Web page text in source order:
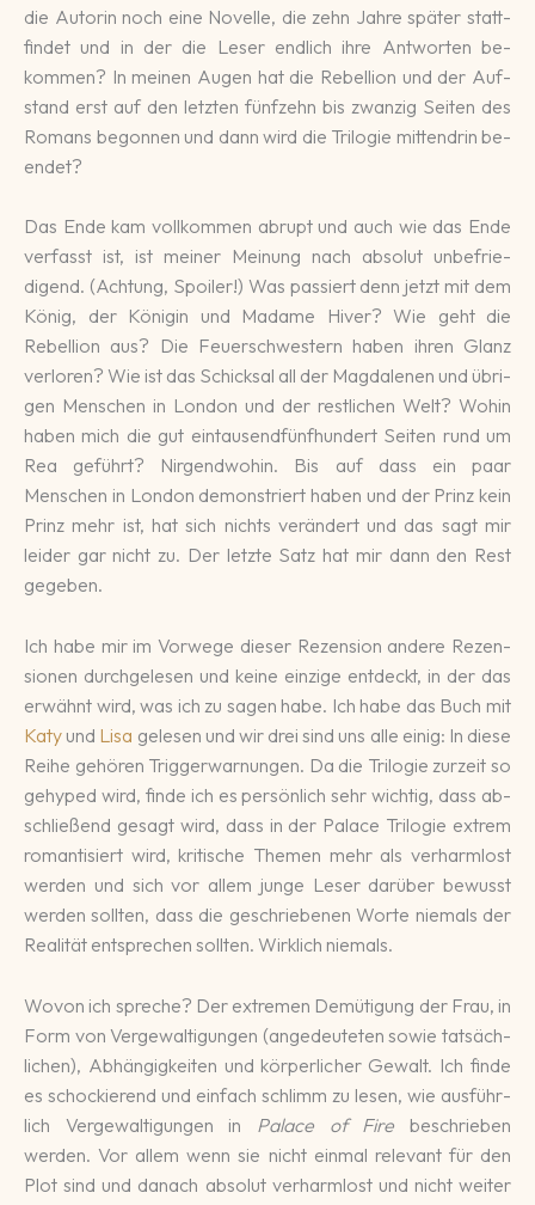
die Autorin noch eine No­velle, die zehn Jahre spä­ter statt­
findet und in der die Leser end­lich ihre Ant­worten be­
kommen? In meinen Augen hat die Rebell­ion und der Auf­
stand erst auf den letzten fünf­zehn bis zwan­zig Seiten des
Romans be­gonnen und dann wird die Trilo­gie mitten­drin be­
endet?
Das Ende kam voll­kommen ab­rupt und auch wie das Ende
ver­fasst ist, ist meiner Meinung nach abso­lut un­befrie­
digend. (Achtung, Spoiler!) Was passiert denn jetzt mit dem
König, der Königin und Ma­dame Hiver? Wie geht die
Rebell­ion aus? Die Feuer­schwes­tern haben ihren Glanz
ver­loren? Wie ist das Schick­sal all der Magda­le­nen und übri­
gen Menschen in London und der rest­li­chen Welt? Wo­hin
haben mich die gut ein­tau­send­fünf­hun­dert Seiten rund um
Rea ge­führt? Nirgend­wo­hin. Bis auf dass ein paar
Menschen in London de­mon­striert haben und der Prinz kein
Prinz mehr ist, hat sich nichts ver­ändert und das sagt mir
leider gar nicht zu. Der letzte Satz hat mir dann den Rest
gegeben.
Ich habe mir im Vor­wege dieser Rezen­sion andere Rezen­
sionen durch­gele­sen und keine ein­zige entdeckt, in der das
erwähnt wird, was ich zu sagen habe. Ich habe das Buch mit
Katy und Lisa gelesen und wir drei sind uns alle einig: In diese
Reihe gehören Trigger­war­nungen. Da die Trilo­gie zur­zeit so
ge­hyped wird, finde ich es per­sön­lich sehr wichtig, dass ab­
schlie­ßend gesagt wird, dass in der Palace Trilo­gie extrem
roman­ti­siert wird, kri­tische Themen mehr als ver­harm­lost
werden und sich vor allem junge Leser da­rüber be­wusst
wer­den sollten, dass die ge­schrie­be­nen Worte niemals der
Rea­lität ent­spre­chen sollten. Wirklich niemals.
Wovon ich spreche? Der extre­men Demü­ti­gung der Frau, in
Form von Ver­gewal­tigun­gen (ange­deute­ten sowie tat­säch­
lichen), Abhängigkeiten und kör­per­licher Gewalt. Ich finde
es schockie­rend und ein­fach schlimm zu lesen, wie aus­führ­
lich Ver­gewal­tigun­gen in Palace of Fire be­schrie­ben
werden. Vor allem wenn sie nicht ein­mal rele­vant für den
Plot sind und danach abso­lut ver­harm­lost und nicht weiter